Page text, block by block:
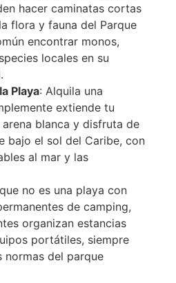
hacer caminatas cortas
flora y fauna del Parque
encontrar monos,
locales en su
Playa: Alquila una
extiende tu
blanca y disfruta de
bajo el sol del Caribe, con
al mar y las
no es una playa con
de camping,
organizan estancias
portátiles, siempre
normas del parque